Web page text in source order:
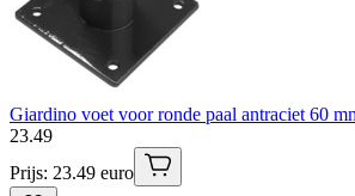
Giardino voet voor ronde paal antraciet 60
23.49
Prijs: 23.49 euro